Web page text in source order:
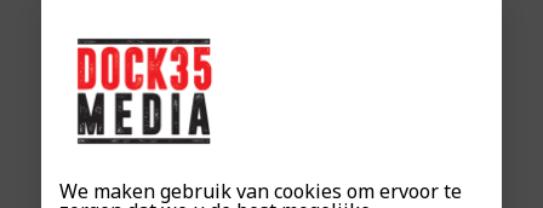
lisette biesenbeek
We maken gebruik van cookies om ervoor te